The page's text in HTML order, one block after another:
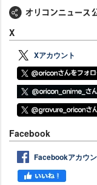
X
Xアカウント
Facebook
Facebookアカウ